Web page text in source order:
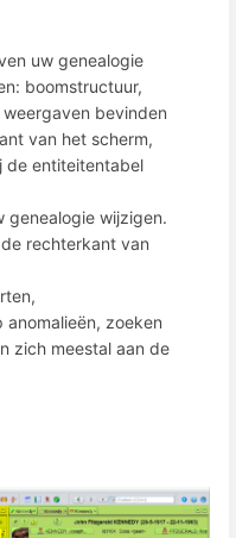
uw genealogie
boomstructuur,
bevinden
van het scherm,
de entiteitentabel
genealogie wijzigen.
rechterkant van
anomalieën, zoeken
zich meestal aan de